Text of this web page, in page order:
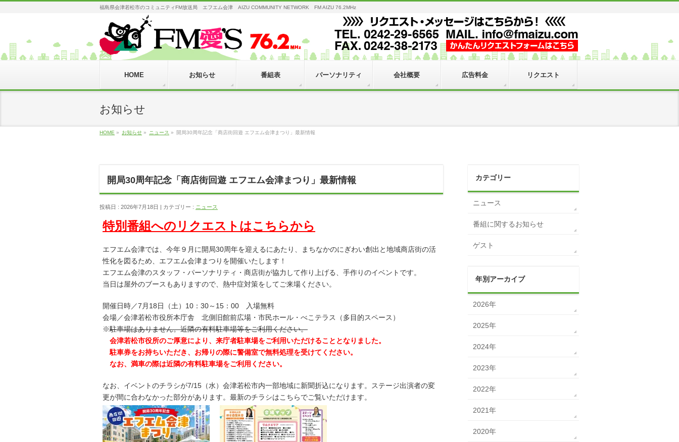
福島県会津若松市のコミュニティFM放送局 エフエム会津 AIZU COMMUNITY NETWORK FM AIZU 76.2MHz
HOME お知らせ 番組表 パーソナリティ 会社概要 広告料金 リクエスト
お知らせ
HOME » お知らせ » ニュース » 開局30周年記念「商店街回遊 エフエム会津まつり」最新情報
開局30周年記念「商店街回遊 エフエム会津まつり」最新情報
投稿日 : 2026年7月18日 カテゴリー : ニュース
特別番組へのリクエストはこちらから
エフエム会津では、今年９月に開局30周年を迎えるにあたり、まちなかのにぎわい創出と地域商店街の活
性化を図るため、エフエム会津まつりを開催いたします！
エフエム会津のスタッフ・パーソナリティ・商店街が協力して作り上げる、手作りのイベントです。
当日は屋外のブースもありますので、熱中症対策をしてご来場ください。
開催日時／7月18日（土）10：30～15：00 入場無料
会場／会津若松市役所本庁舎 北側旧館前広場・市民ホール・べこテラス（多目的スペース）
※駐車場はありません。近隣の有料駐車場等をご利用ください。
会津若松市役所のご厚意により、来庁者駐車場をご利用いただけることとなりました。
駐車券をお持ちいただき、お帰りの際に警備室で無料処理を受けてください。
なお、満車の際は近隣の有料駐車場をご利用ください。
なお、イベントのチラシが7/15（水）会津若松市内一部地域に新聞折込になります。ステージ出演者の変
更が間に合わなかった部分があります。最新のチラシはこちらでご覧いただけます。
カテゴリー
ニュース
番組に関するお知らせ
ゲスト
年別アーカイブ
2026年
2025年
2024年
2023年
2022年
2021年
2020年